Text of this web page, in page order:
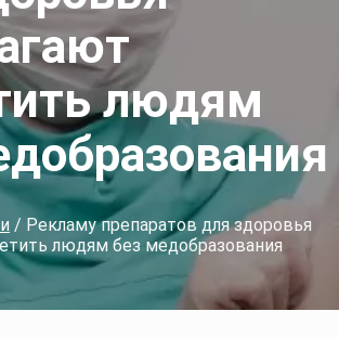
людям
/ Рекламу препаратов для здоровья
людям без медобразования